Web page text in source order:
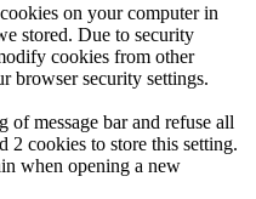
on your computer in
stored. Due to security
cookies from other
browser security settings.
of message bar and refuse all
2 cookies to store this setting.
when opening a new